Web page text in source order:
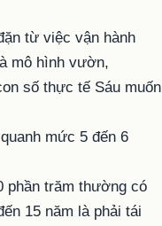
từ việc vận hành
mô hình vườn,
số thực tế Sáu muốn
mức 5 đến 6
phần trăm thường có
15 năm là phải tái